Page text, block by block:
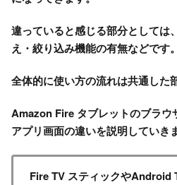
違っていると感じる部分としては
え・絞り込み機能の有無などです。
全体的に使い方の流れは共通した
Amazon Fire タブレットのブラウ
アプリ画面の違いを説明していき
Fire TV スティックやAndroid